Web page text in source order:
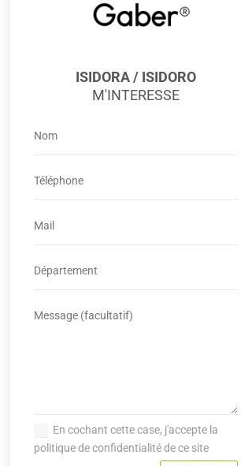
ISIDORA / ISIDORO
En cochant cette case, j'accepte la
politique de confidentialité de ce site